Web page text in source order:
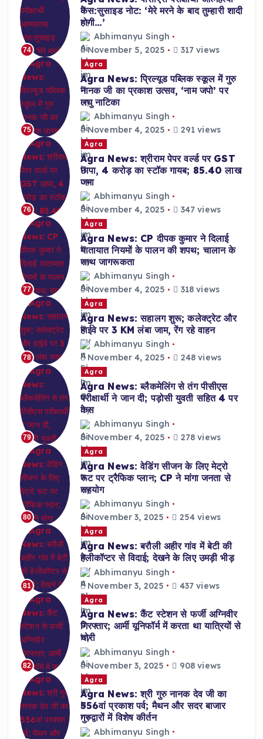
74
केस:सुसाइड नोट: ‘मेरे मरने के बाद तुम्हारी शादी
होगी…’
Abhimanyu Singh
November 5, 2025
317 views
75
Agra
Agra News: प्रिल्यूड पब्लिक स्कूल में गुरु
नानक जी का प्रकाश उत्सव, ‘नाम जपो’ पर
लघु नाटिका
Abhimanyu Singh
November 4, 2025
291 views
76
Agra
Agra News: श्रीराम पेपर वर्ल्ड पर GST
छापा, 4 करोड़ का स्टॉक गायब; 85.40 लाख
जमा
Abhimanyu Singh
November 4, 2025
347 views
77
Agra
Agra News: CP दीपक कुमार ने दिलाई
यातायात नियमों के पालन की शपथ; चालान के
साथ जागरूकता
Abhimanyu Singh
November 4, 2025
318 views
78
Agra
Agra News: सहालग शुरू; कलेक्ट्रेट और
हाईवे पर 3 KM लंबा जाम, रेंग रहे वाहन
Abhimanyu Singh
November 4, 2025
248 views
79
Agra
Agra News: ब्लैकमेलिंग से तंग पीसीएस
परीक्षार्थी ने जान दी; पड़ोसी युवती सहित 4 पर
केस
Abhimanyu Singh
November 4, 2025
278 views
80
Agra
Agra News: वेडिंग सीजन के लिए मेट्रो
रूट पर ट्रैफिक प्लान; CP ने मांगा जनता से
सहयोग
Abhimanyu Singh
November 3, 2025
254 views
81
Agra
Agra News: बरौली अहीर गांव में बेटी की
हेलीकॉप्टर से विदाई; देखने के लिए उमड़ी भीड़
Abhimanyu Singh
November 3, 2025
437 views
82
Agra
Agra News: कैंट स्टेशन से फर्जी अग्निवीर
गिरफ्तार; आर्मी यूनिफॉर्म में करता था यात्रियों से
चोरी
Abhimanyu Singh
November 3, 2025
908 views
Agra
Agra News: श्री गुरु नानक देव जी का
556वां प्रकाश पर्व; मैथन और सदर बाजार
गुरुद्वारों में विशेष कीर्तन
Abhimanyu Singh